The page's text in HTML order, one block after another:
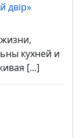
двір»
кухней и
[...]